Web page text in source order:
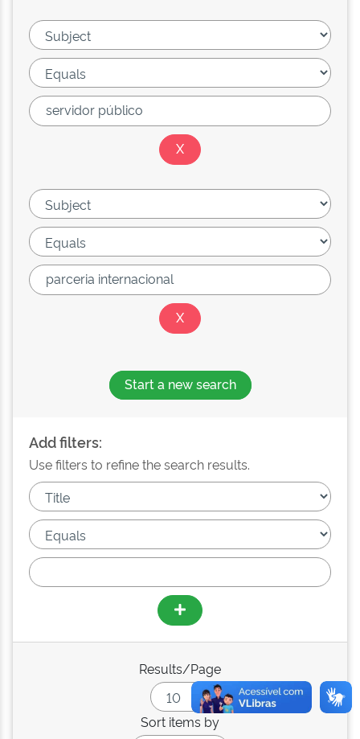
Start a new search
Add filters:
Use filters to refine the search results.
Results/Page
Sort items by